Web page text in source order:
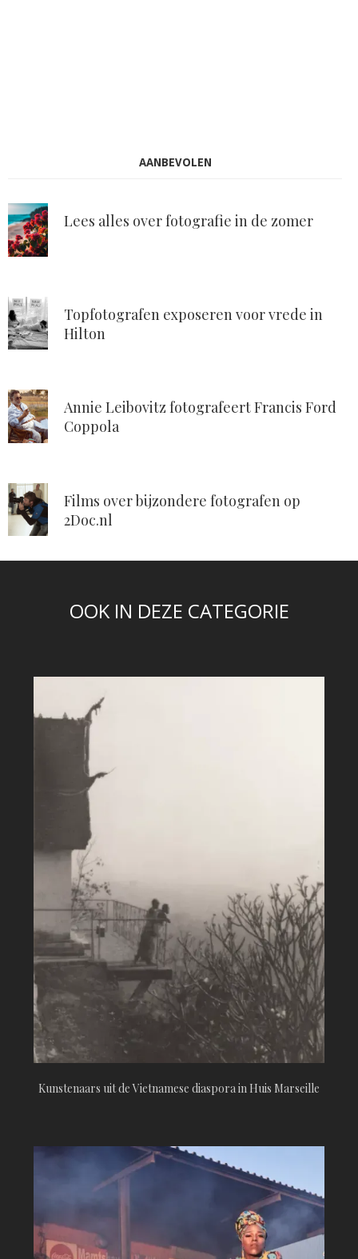
AANBEVOLEN
Lees alles over fotografie in de zomer
Topfotografen exposeren voor vrede in
Hilton
Annie Leibovitz fotografeert Francis Ford
Coppola
Films over bijzondere fotografen op
2Doc.nl
OOK IN DEZE CATEGORIE
Kunstenaars uit de Vietnamese diaspora in Huis Marseille